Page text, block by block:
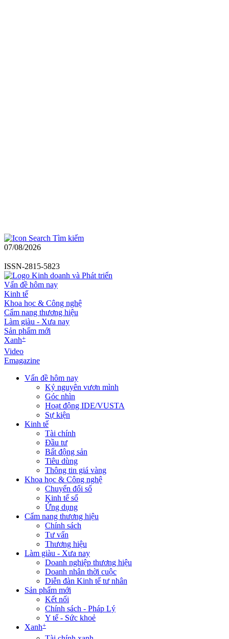
Tìm kiếm
07/08/2026
ISSN-2815-5823
Vấn đề hôm nay
Kinh tế
Khoa học & Công nghệ
Cẩm nang thương hiệu
Làm giàu - Xưa nay
Sản phẩm mới
Xanh+
Video
Emagazine
Vấn đề hôm nay
Kỷ nguyên vươn mình
Góc nhìn
Hoạt động IDE/VUSTA
Sự kiện
Kinh tế
Tài chính
Đầu tư
Bất động sản
Tiêu dùng
Thông tin giá vàng
Khoa học & Công nghệ
Chuyển đổi số
Kinh tế số
Ứng dụng
Cẩm nang thương hiệu
Chính sách
Tư vấn
Thương hiệu
Làm giàu - Xưa nay
Doanh nghiệp thương hiệu
Doanh nhân thời cuộc
Diễn đàn Kinh tế tư nhân
Sản phẩm mới
Kết nối
Chính sách - Pháp Lý
Y tế - Sức khoẻ
Xanh+